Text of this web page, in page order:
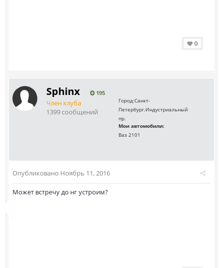
0
Sphinx 195
Член клуба
1399 сообщений
Город:Санкт-
Петербург.Индустриальный
пр.
Мои автомобили:
Ваз 2101
Опубликовано Ноябрь 11, 2016
Может встречу до нг устроим?